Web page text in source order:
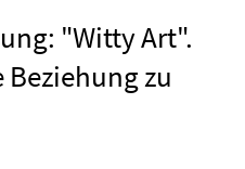
"Witty Art".
Beziehung zu